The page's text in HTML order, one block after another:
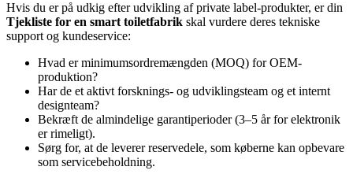
Hvis du er på udkig efter udvikling af private label-produkter, er din
Tjekliste for en smart toiletfabrik skal vurdere deres tekniske
support og kundeservice:
Hvad er minimumsordremængden (MOQ) for OEM-
produktion?
Har de et aktivt forsknings- og udviklingsteam og et internt
designteam?
Bekræft de almindelige garantiperioder (3–5 år for elektronik
er rimeligt).
Sørg for, at de leverer reservedele, som køberne kan opbevare
som servicebeholdning.